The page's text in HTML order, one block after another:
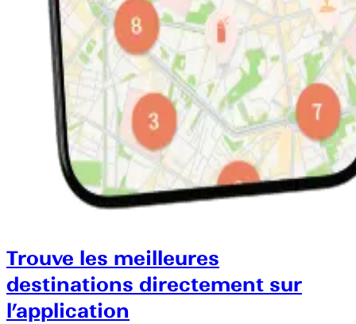
Trouve les meilleures
destinations directement sur
l’application